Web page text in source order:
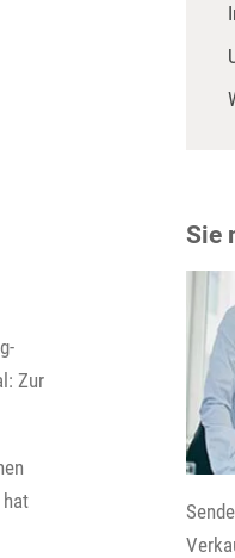
Zur
Sie